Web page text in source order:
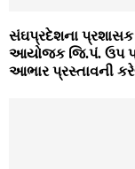
સંઘપ્રદેશના પ્રશાસક
આયોજક જિ.પં. ઉપ
આભાર પ્રસ્તાવની